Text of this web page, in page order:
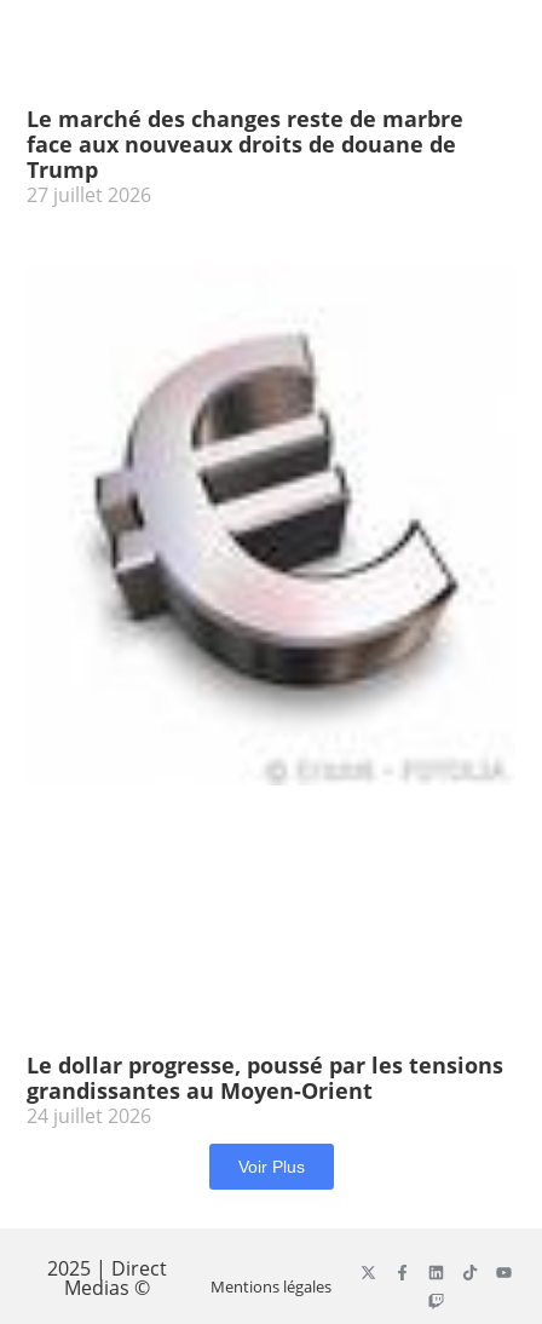
Le marché des changes reste de marbre
face aux nouveaux droits de douane de
Trump
27 juillet 2026
Le dollar progresse, poussé par les tensions
grandissantes au Moyen-Orient
24 juillet 2026
Voir Plus
2025 | Direct
Medias © Mentions légales